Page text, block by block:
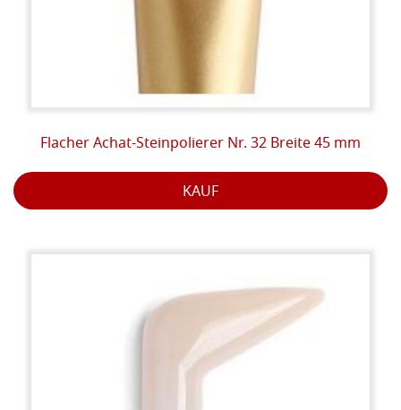
Flacher Achat-Steinpolierer Nr. 32 Breite 45 mm
KAUF